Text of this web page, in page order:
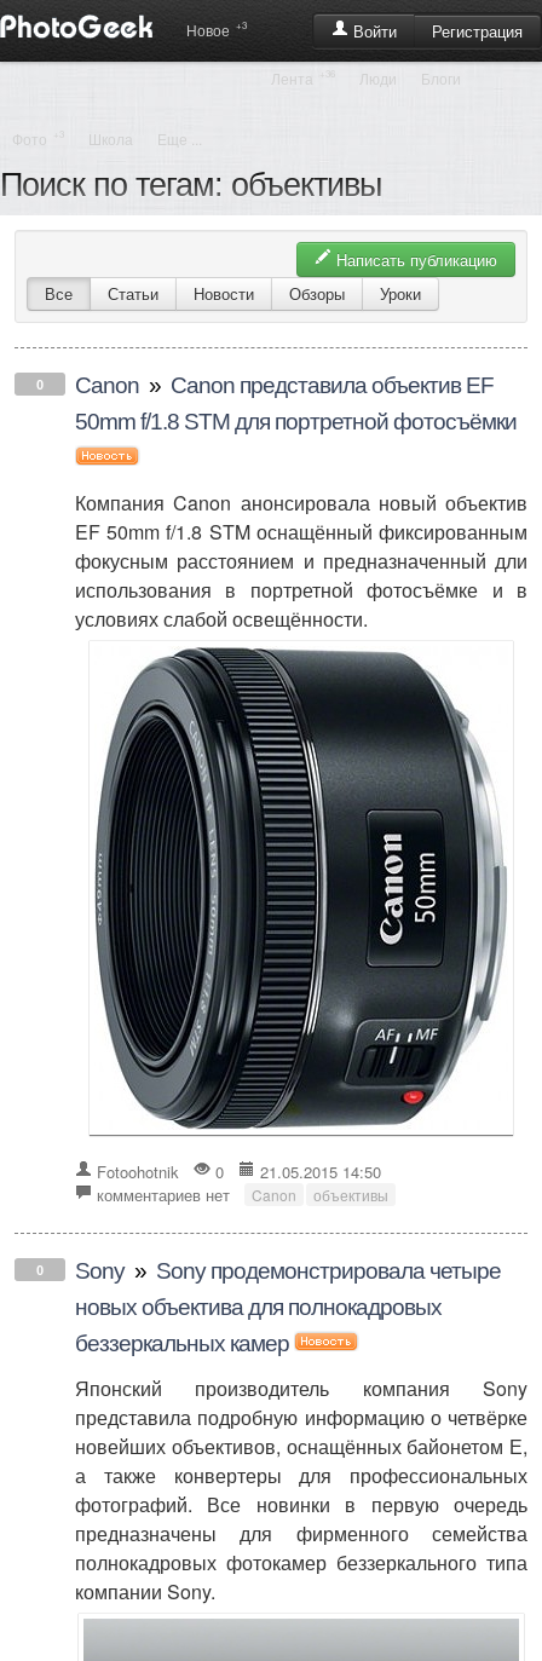
Войти Регистрация
Новое +3
Лента Люди Блоги
Фото Школа Еще ...
Поиск по тегам: объективы
Написать публикацию
Все
Статьи Новости Обзоры Уроки
0 Canon » Canon представила объектив EF
50mm f/1.8 STM для портретной фотосъёмки
Компания Canon анонсировала новый объектив
EF 50mm f/1.8 STM оснащённый фиксированным
фокусным расстоянием и предназначенный дли
использования в портретной фотосъёмке и в
условиях слабой освещённости.
Fotoohotnik 0
21.05.2015 14:50
комментариев нет
Canon объективы
0 Sony » Sony продемонстрировала четыре
новых объектива для полнокадровых
беззеркальных камер
Японский производитель компания Sony
представила подробную информацию о четвёрке
новейших объективов, оснащённых байонетом Е,
а также конвертеры для профессиональных
фотографий. Все новинки в первую очередь
предназначены для фирменного семейства
полнокадровых фотокамер беззеркального типа
компании Sony.